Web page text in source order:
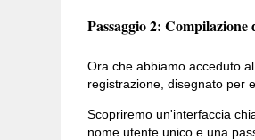
Passaggio 2:
Ora che abbiamo acceduto
registrazione, disegnato per
Scopriremo un'interfaccia
nome utente unico e una